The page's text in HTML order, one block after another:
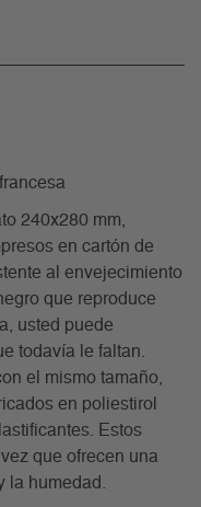
240x280 mm,
en cartón de
al envejecimiento
que reproduce
usted puede
todavía le faltan.
el mismo tamaño,
en poliestirol
Estos
que ofrecen una
la humedad.